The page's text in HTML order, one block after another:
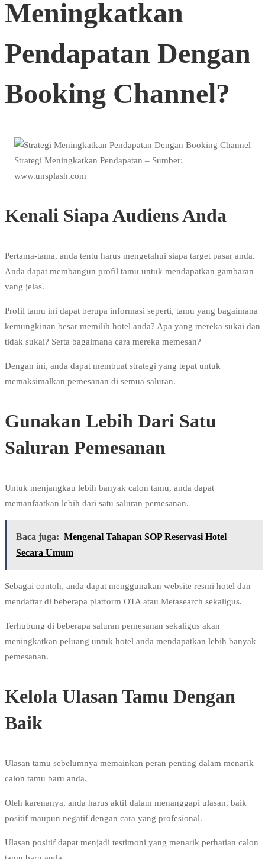
Meningkatkan
Pendapatan Dengan
Booking Channel?
Strategi Meningkatkan Pendapatan – Sumber:
www.unsplash.com
Kenali Siapa Audiens Anda
Pertama-tama, anda tentu harus mengetahui siapa target pasar anda.
Anda dapat membangun profil tamu untuk mendapatkan gambaran
yang jelas.
Profil tamu ini dapat berupa informasi seperti, tamu yang bagaimana
kemungkinan besar memilih hotel anda? Apa yang mereka sukai dan
tidak sukai? Serta bagaimana cara mereka memesan?
Dengan ini, anda dapat membuat strategi yang tepat untuk
memaksimalkan pemesanan di semua saluran.
Gunakan Lebih Dari Satu
Saluran Pemesanan
Untuk menjangkau lebih banyak calon tamu, anda dapat
memanfaatkan lebih dari satu saluran pemesanan.
Baca juga: Mengenal Tahapan SOP Reservasi Hotel
Secara Umum
Sebagai contoh, anda dapat menggunakan website resmi hotel dan
mendaftar di beberapa platform OTA atau Metasearch sekaligus.
Terhubung di beberapa saluran pemesanan sekaligus akan
meningkatkan peluang untuk hotel anda mendapatkan lebih banyak
pemesanan.
Kelola Ulasan Tamu Dengan
Baik
Ulasan tamu sebelumnya memainkan peran penting dalam menarik
calon tamu baru anda.
Oleh karenanya, anda harus aktif dalam menanggapi ulasan, baik
positif maupun negatif dengan cara yang profesional.
Ulasan positif dapat menjadi testimoni yang menarik perhatian calon